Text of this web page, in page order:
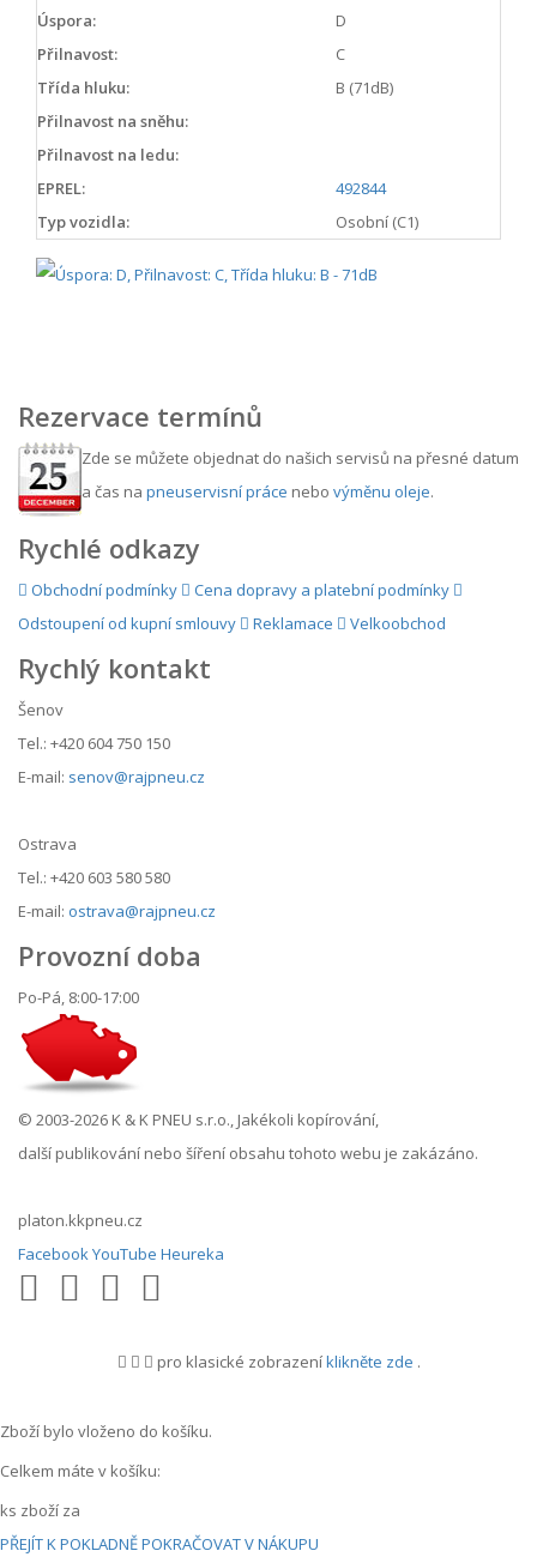
Úspora:
D
Přilnavost:
C
Třída hluku:
B (71dB)
Přilnavost na sněhu:
Přilnavost na ledu:
EPREL:
492844
Typ vozidla:
Osobní (C1)
Rezervace termínů
Zde se můžete objednat do našich servisů na přesné datum
a čas na pneuservisní práce nebo výměnu oleje.
Rychlé odkazy
Obchodní podmínky
Cena dopravy a platební podmínky
Odstoupení od kupní smlouvy
Reklamace Velkoobchod
Rychlý kontakt
Šenov
Tel.: +420 604 750 150
E-mail: senov@rajpneu.cz
Ostrava
Tel.: +420 603 580 580
E-mail: ostrava@rajpneu.cz
Provozní doba
Po-Pá, 8:00-17:00
© 2003-2026 K & K PNEU s.r.o., Jakékoli kopírování,
další publikování nebo šíření obsahu tohoto webu je zakázáno.
platon.kkpneu.cz
FacebookYouTube Heureka
pro klasické zobrazeníklikněte zde .
Zboží bylo vloženo do košíku.
Celkem máte v košíku:
ks zboží za
PŘEJÍT K POKLADNĚPOKRAČOVAT V NÁKUPU